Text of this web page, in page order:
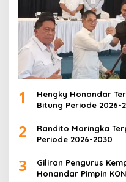
1
Hengky Honandar
Bitung Periode 2026-
2
Randito Maringka
Periode 2026-2030
3
Giliran Pengurus
Honandar Pimpin